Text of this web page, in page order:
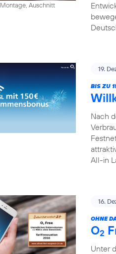
Montage, Auschnitt
19.
BIS ZU
Nach
All-in
16.
OHNE
O2
Unter